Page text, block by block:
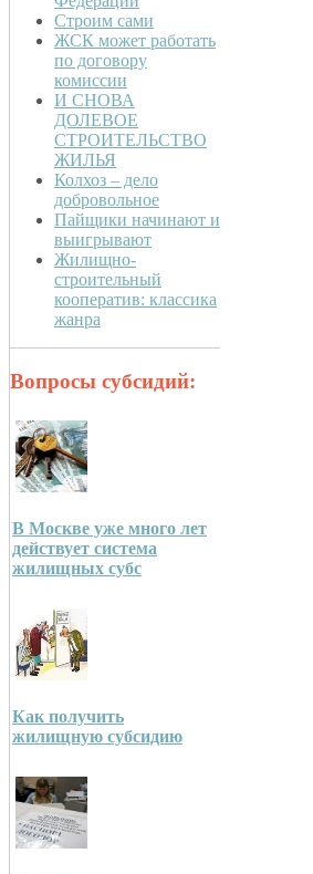
Строим сами
ЖСК может работать
по договору
комиссии
И СНОВА
ДОЛЕВОЕ
СТРОИТЕЛЬСТВО
ЖИЛЬЯ
Колхоз – дело
добровольное
Пайщики начинают и
выигрывают
Жилищно-
строительный
кооператив: классика
жанра
Вопросы субсидий:
В Москве уже много лет
действует система
жилищных субс
Как получить
жилищную субсидию